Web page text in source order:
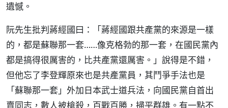
遺憾。
阮先生批判蔣經國曰：「蔣經國跟共產黨的來源是一樣
的，都是蘇聯那一套……像克格勃的那一套，在國民黨內
都是搞得很厲害的，比共產黨還厲害。」說得是不錯，
但他忘了李登輝原來也是共產黨員，其鬥爭手法也是
「蘇聯那一套」外加日本武士道兵法，向國民黨自首出
賣同志，數人被槍殺，百戰百勝，掃平群雄。有一點不